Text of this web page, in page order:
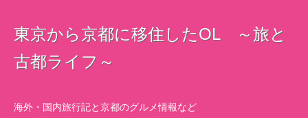
東京から京都に移住したOL ～旅と
古都ライフ～
海外・国内旅行記と京都のグルメ情報など